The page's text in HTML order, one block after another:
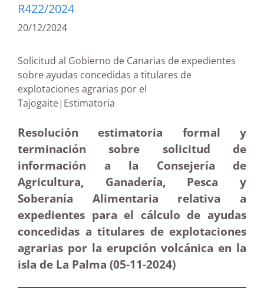
R422/2024
20/12/2024
Solicitud al Gobierno de Canarias de expedientes
sobre ayudas concedidas a titulares de
explotaciones agrarias por el
Tajogaite|Estimatoria
Resolución estimatoria formal y
terminación sobre solicitud de
información a la Consejería de
Agricultura, Ganadería, Pesca y
Soberanía Alimentaria relativa a
expedientes para el cálculo de ayudas
concedidas a titulares de explotaciones
agrarias por la erupción volcánica en la
isla de La Palma (05-11-2024)